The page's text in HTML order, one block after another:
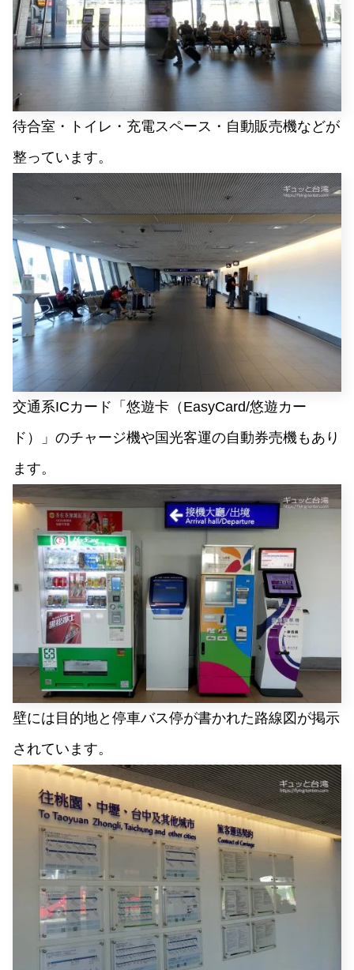
待合室・トイレ・充電スペース・自動販売機などが
整っています。
交通系ICカード「悠遊卡（EasyCard/悠遊カー
ド）」のチャージ機や国光客運の自動券売機もあり
ます。
壁には目的地と停車バス停が書かれた路線図が掲示
されています。